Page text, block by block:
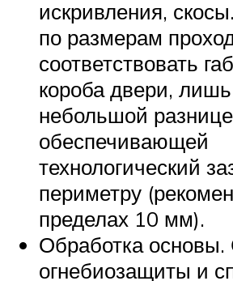
искривления,
по размерам
соответствовать
короба двери,
небольшой
обеспечивающей
технологический
периметру
пределах 10 мм).
Обработка основы.
огнебиозащиты и